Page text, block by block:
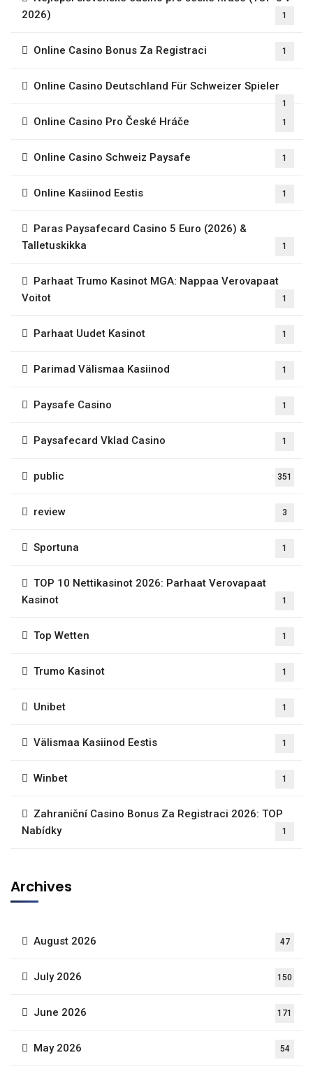
2026)
1
Online Casino Bonus Za Registraci 1
Online Casino Deutschland Für Schweizer Spieler
1
Online Casino Pro České Hráče 1
Online Casino Schweiz Paysafe 1
Online Kasiinod Eestis 1
Paras Paysafecard Casino 5 Euro (2026) &
Talletuskikka
1
Parhaat Trumo Kasinot MGA: Nappaa Verovapaat
Voitot
1
Parhaat Uudet Kasinot 1
Parimad Välismaa Kasiinod 1
Paysafe Casino 1
Paysafecard Vklad Casino 1
public 351
review 3
Sportuna 1
TOP 10 Nettikasinot 2026: Parhaat Verovapaat
Kasinot
1
Top Wetten 1
Trumo Kasinot 1
Unibet 1
Välismaa Kasiinod Eestis 1
Winbet 1
Zahraniční Casino Bonus Za Registraci 2026: TOP
Nabídky
1
Archives
August 2026 47
July 2026 150
June 2026 171
May 2026 54